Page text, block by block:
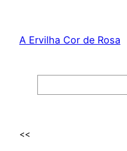
content
A Ervilha Cor de Rosa
<<